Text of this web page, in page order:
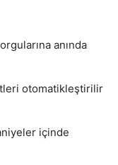
anında
otomatikleştirilir
içinde